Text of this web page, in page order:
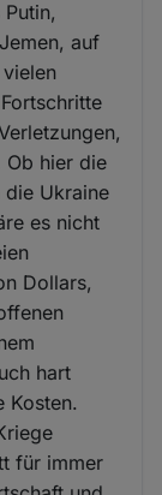
auf
Ob hier die
die Ukraine
es nicht
Dollars,
hart
Kosten.
für immer